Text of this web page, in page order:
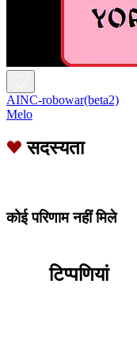
AINC-robowar(beta2)
Melo
सदस्यता
कोई परिणाम नहीं मिले
टिप्पणियां